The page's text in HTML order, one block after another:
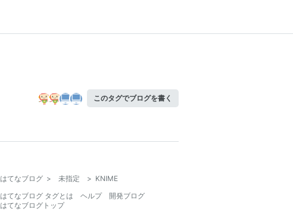
このタグでブログを書く
はてなブログ > 未指定 > KNIME
はてなブログ タグとは
ヘルプ
開発ブログ
はてなブログトップ